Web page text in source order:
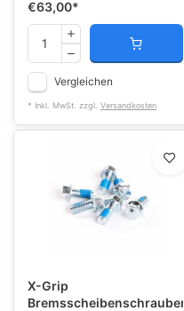
€63,00*
Vergleichen
* Inkl. MwSt. zzgl. Versandkosten
X-Grip
Bremsscheibenschrauben